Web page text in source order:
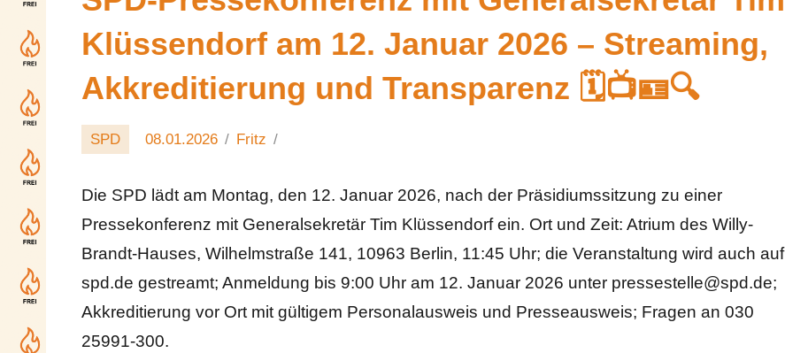
Klüssendorf am 12. Januar 2026 – Streaming,
Akkreditierung und Transparenz 🗓️📺🪪🔍
SPD 08.01.2026 Fritz
Die SPD lädt am Montag, den 12. Januar 2026, nach der Präsidiumssitzung zu einer
Pressekonferenz mit Generalsekretär Tim Klüssendorf ein. Ort und Zeit: Atrium des Willy-
Brandt-Hauses, Wilhelmstraße 141, 10963 Berlin, 11:45 Uhr; die Veranstaltung wird auch auf
spd.de gestreamt; Anmeldung bis 9:00 Uhr am 12. Januar 2026 unter pressestelle@spd.de;
Akkreditierung vor Ort mit gültigem Personalausweis und Presseausweis; Fragen an 030
25991-300.